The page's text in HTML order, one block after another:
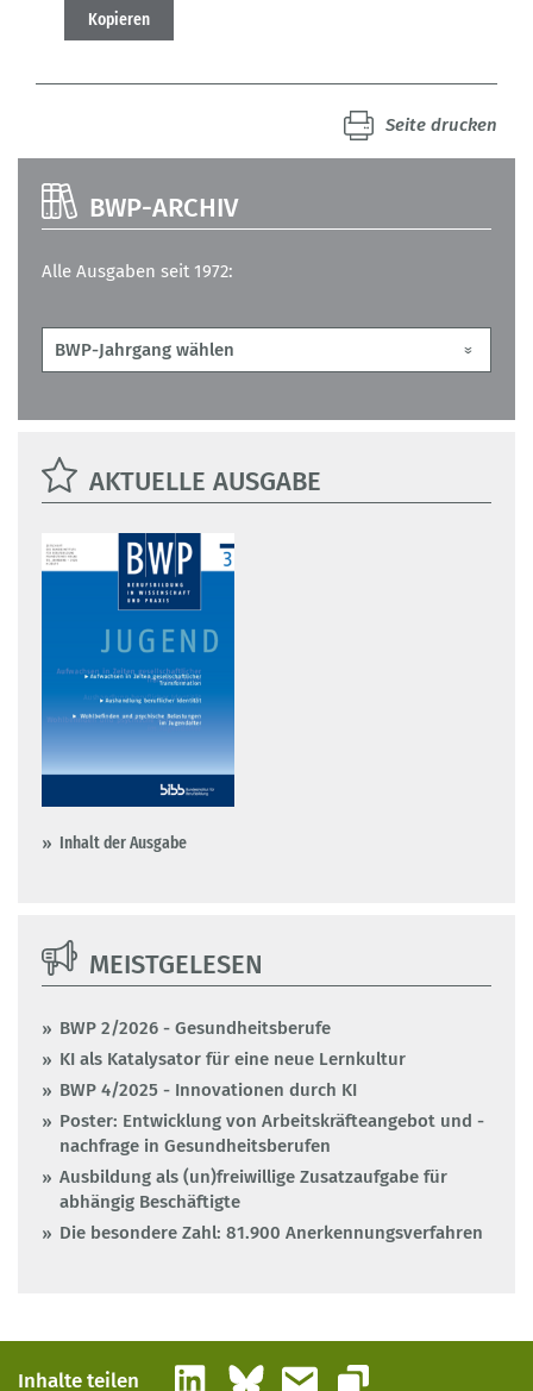
Kopieren
Seite drucken
BWP-ARCHIV
Alle Ausgaben seit 1972:
AKTUELLE AUSGABE
Inhalt der Ausgabe
MEISTGELESEN
BWP 2/2026 - Gesundheitsberufe
KI als Katalysator für eine neue Lernkultur
BWP 4/2025 - Innovationen durch KI
Poster: Entwicklung von Arbeitskräfteangebot und -
nachfrage in Gesundheitsberufen
Ausbildung als (un)freiwillige Zusatzaufgabe für
abhängig Beschäftigte
Die besondere Zahl: 81.900 Anerkennungsverfahren
Inhalte teilen LinkedInBlueskyE-Mail